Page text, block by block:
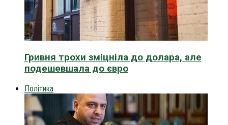
Гривня трохи зміцніла до долара, але
подешевшала до євро
Політика